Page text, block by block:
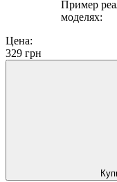
Пример
моделях:
Цена:
329 грн